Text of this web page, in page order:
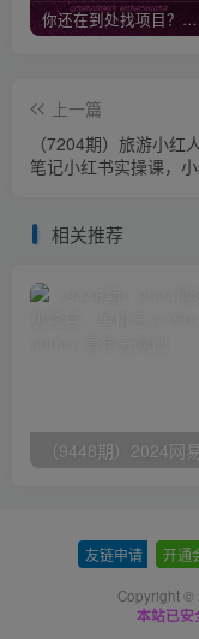
你还在到处找项目？还在当韭菜？我靠卖项目一个月收入5万+，曾经我也是个失败者。
上一篇
（7204期）旅游小红
笔记小红书实操课，
相关推荐
友链申请 开通
Copyright ©
本站已安